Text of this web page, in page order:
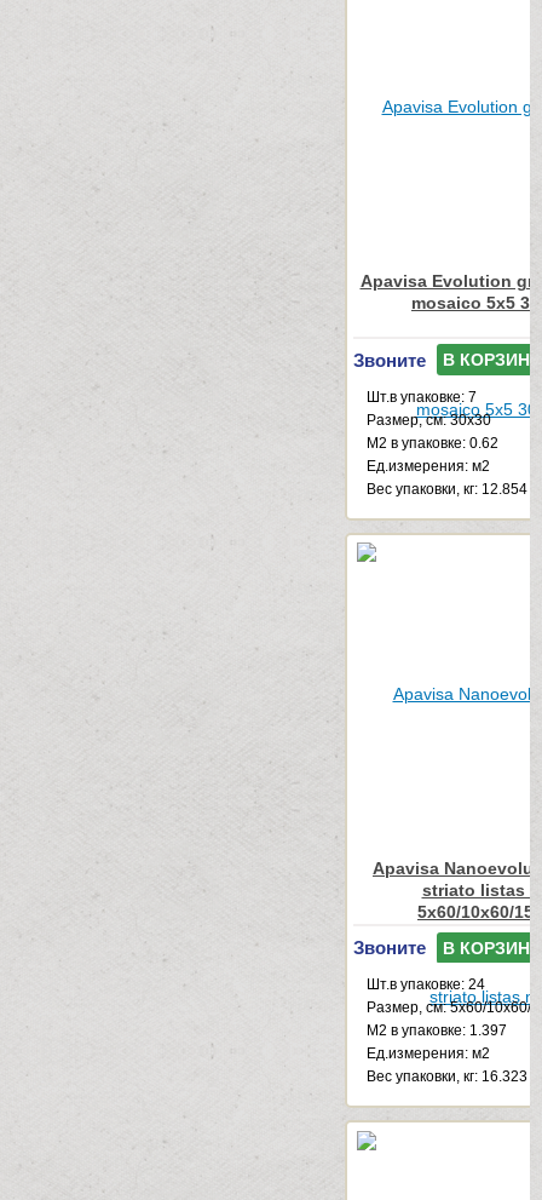
Apavisa Evolution
mosaico 5x5
Звоните В КОРЗИНУ
Шт.в упаковке: 7
Размер, см: 30x30
М2 в упаковке: 0.62
Ед.измерения: м2
Веc упаковки, кг: 12.854
Apavisa
striato listas
5x60/10x60/
Звоните В КОРЗИНУ
Шт.в упаковке: 24
Размер, см: 5x60/10x60/
М2 в упаковке: 1.397
Ед.измерения: м2
Веc упаковки, кг: 16.323